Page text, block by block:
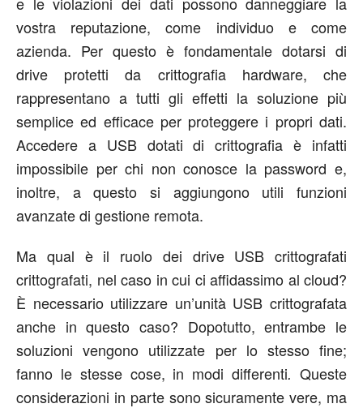
vostra reputazione, come individuo e come
azienda. Per questo è fondamentale dotarsi di
drive protetti da crittografia hardware, che
rappresentano a tutti gli effetti la soluzione più
semplice ed efficace per proteggere i propri dati.
Accedere a USB dotati di crittografia è infatti
impossibile per chi non conosce la password e,
inoltre, a questo si aggiungono utili funzioni
avanzate di gestione remota.
Ma qual è il ruolo dei drive USB crittografati
crittografati, nel caso in cui ci affidassimo al cloud?
È necessario utilizzare un’unità USB crittografata
anche in questo caso? Dopotutto, entrambe le
soluzioni vengono utilizzate per lo stesso fine;
fanno le stesse cose, in modi differenti. Queste
considerazioni in parte sono sicuramente vere, ma